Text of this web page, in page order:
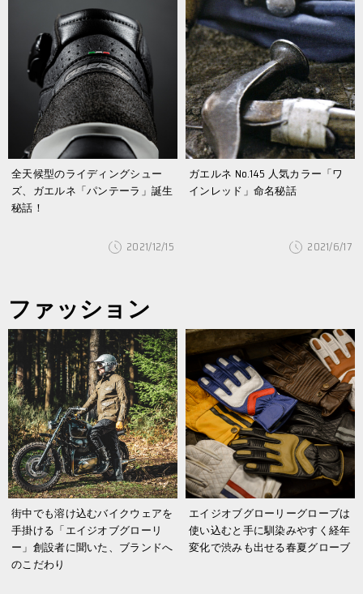
全天候型のライディングシュー
ズ、ガエルネ「パンテーラ」誕生
秘話！
2021/12/15
ガエルネ No.145 人気カラー「ワ
インレッド」命名秘話
2021/6/17
ファッション
街中でも溶け込むバイクウェアを
手掛ける「エイジオブグローリ
ー」創設者に聞いた、ブランドへ
のこだわり
エイジオブグローリーグローブは
使い込むと手に馴染みやすく経年
変化で渋みも出せる春夏グローブ